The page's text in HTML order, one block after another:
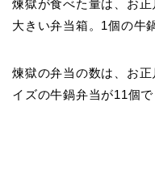
煉獄が食べた量は、お
大きい弁当箱。1個の牛
煉獄の弁当の数は、お
イズの牛鍋弁当が11個で